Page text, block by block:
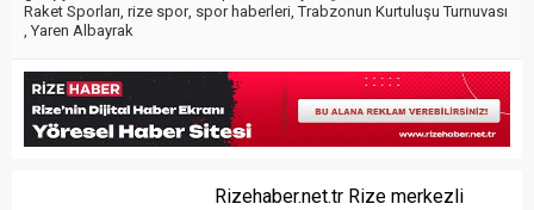
Raket Sporları, rize spor, spor haberleri,Trabzonun Kurtuluşu Turnuvası
, Yaren Albayrak
Rizehaber.net.tr Rize merkezli